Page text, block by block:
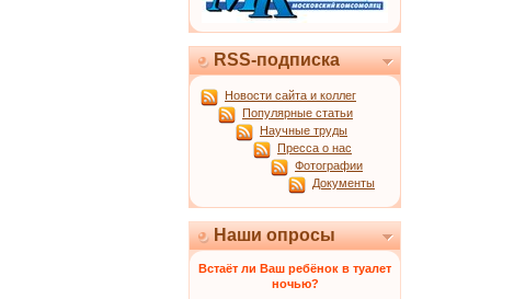
RSS-подписка
Новости сайта и коллег
Популярные статьи
Научные труды
Пресса о нас
Фотографии
Документы
Наши опросы
Встаёт ли Ваш ребёнок в туалет
ночью?